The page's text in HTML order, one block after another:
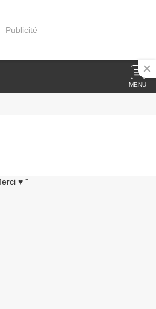
Publicité
MENU